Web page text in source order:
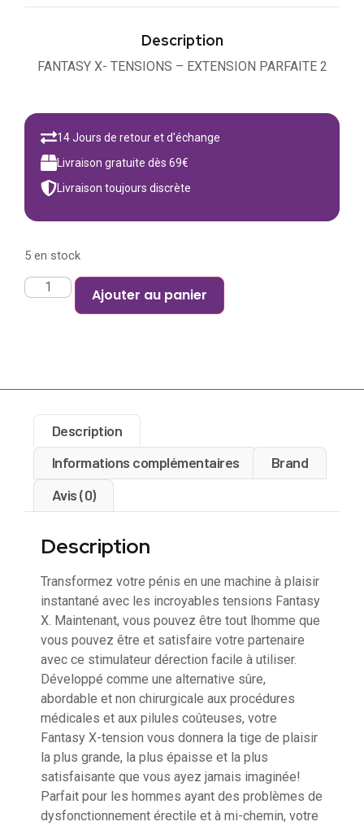
Description
FANTASY X- TENSIONS – EXTENSION PARFAITE 2
14 Jours de retour et d'échange
Livraison gratuite dès 69€
Livraison toujours discrète
5 en stock
Ajouter au panier
Description
Informations complémentaires
Brand
Avis (0)
Description
Transformez votre pénis en une machine à plaisir
instantané avec les incroyables tensions Fantasy
X. Maintenant, vous pouvez être tout lhomme que
vous pouvez être et satisfaire votre partenaire
avec ce stimulateur dérection facile à utiliser.
Développé comme une alternative sûre,
abordable et non chirurgicale aux procédures
médicales et aux pilules coûteuses, votre
Fantasy X-tension vous donnera la tige de plaisir
la plus grande, la plus épaisse et la plus
satisfaisante que vous ayez jamais imaginée!
Parfait pour les hommes ayant des problèmes de
dysfonctionnement érectile et à mi-chemin, votre